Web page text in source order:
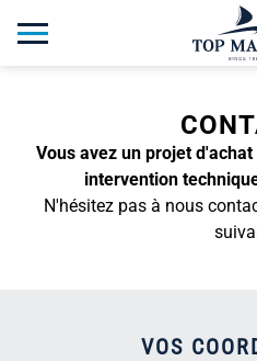
Vous avez un projet
intervention
N'hésitez pas à nous
VOS